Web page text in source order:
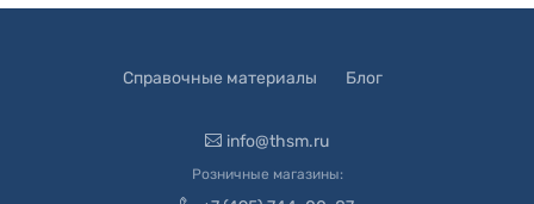
Справочные материалы Блог
info@thsm.ru
Розничные магазины: